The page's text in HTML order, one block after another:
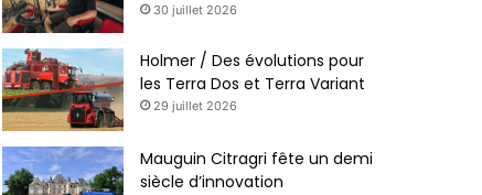
30 juillet 2026
Holmer / Des évolutions pour
les Terra Dos et Terra Variant
29 juillet 2026
Mauguin Citragri fête un demi
siècle d’innovation